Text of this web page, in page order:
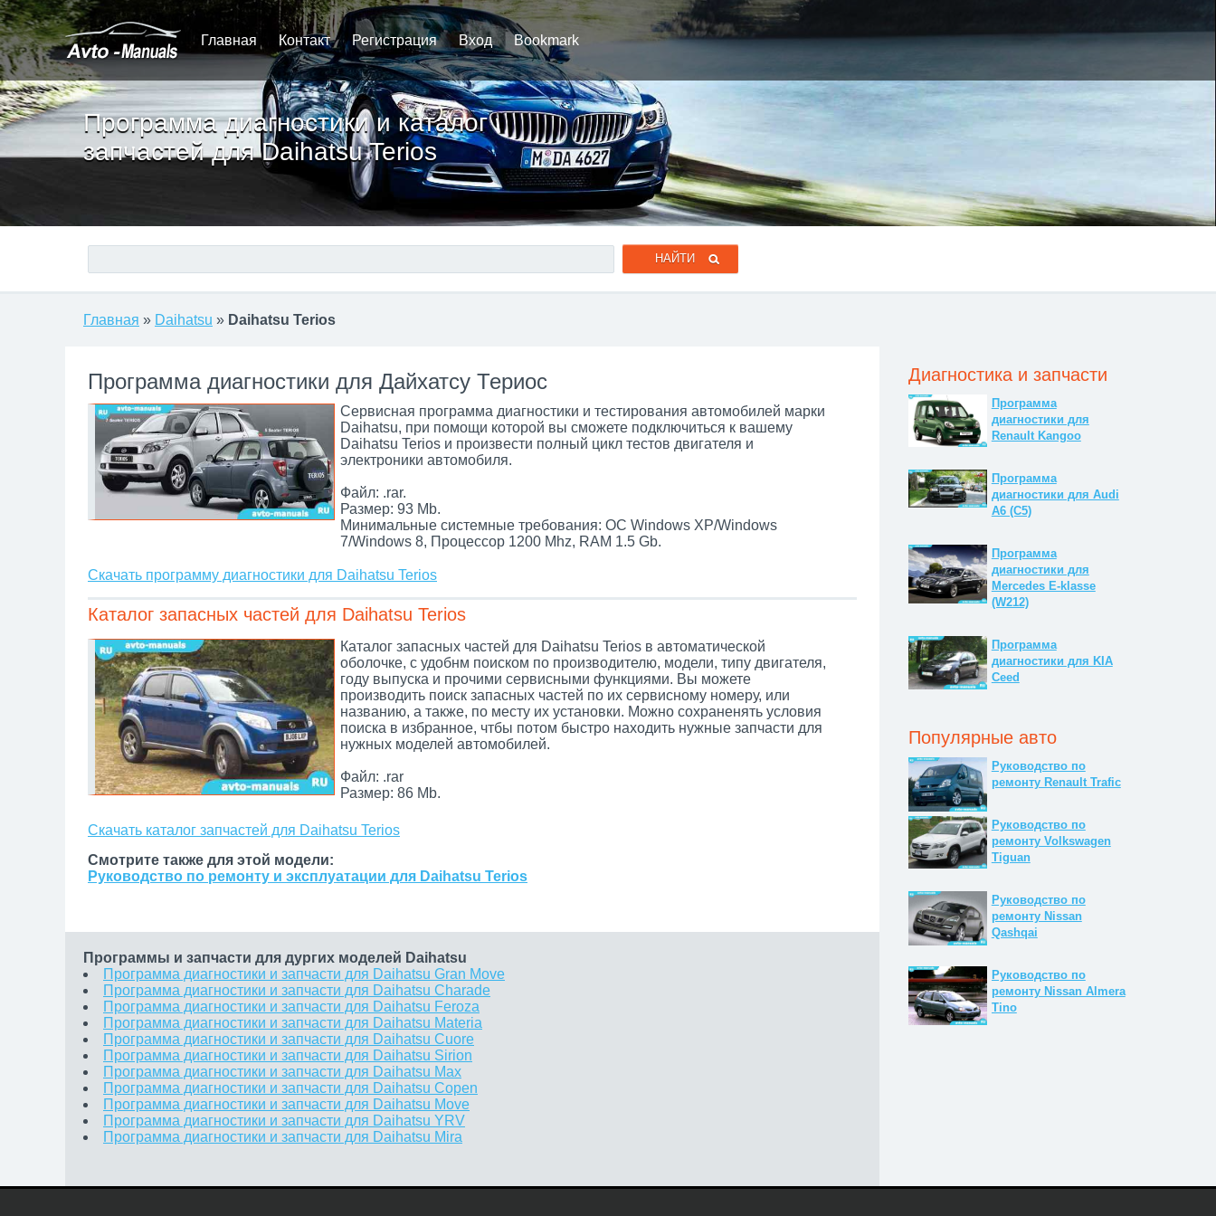
Главная Контакт Регистрация Вход Bookmark
Программа диагностики и каталог
запчастей для Daihatsu Terios
Главная » Daihatsu » Daihatsu Terios
Программа диагностики для Дайхатсу Териос
Сервисная программа диагностики и тестирования автомобилей марки
Daihatsu, при помощи которой вы сможете подключиться к вашему
Daihatsu Terios и произвести полный цикл тестов двигателя и
электроники автомобиля.
Файл: .rar.
Размер: 93 Mb.
Минимальные системные требования: ОС Windows XP/Windows
7/Windows 8, Процессор 1200 Mhz, RAM 1.5 Gb.
Скачать программу диагностики для Daihatsu Terios
Каталог запасных частей для Daihatsu Terios
Каталог запасных частей для Daihatsu Terios в автоматической
оболочке, с удобнм поиском по производителю, модели, типу двигателя,
году выпуска и прочими сервисными функциями. Вы можете
производить поиск запасных частей по их сервисному номеру, или
названию, а также, по месту их установки. Можно сохраненять условия
поиска в избранное, чтбы потом быстро находить нужные запчасти для
нужных моделей автомобилей.
Файл: .rar
Размер: 86 Mb.
Скачать каталог запчастей для Daihatsu Terios
Смотрите также для этой модели:
Руководство по ремонту и эксплуатации для Daihatsu Terios
Программы и запчасти для дургих моделей Daihatsu
Программа диагностики и запчасти для Daihatsu Gran Move
Программа диагностики и запчасти для Daihatsu Charade
Программа диагностики и запчасти для Daihatsu Feroza
Программа диагностики и запчасти для Daihatsu Materia
Программа диагностики и запчасти для Daihatsu Cuore
Программа диагностики и запчасти для Daihatsu Sirion
Программа диагностики и запчасти для Daihatsu Max
Программа диагностики и запчасти для Daihatsu Copen
Программа диагностики и запчасти для Daihatsu Move
Программа диагностики и запчасти для Daihatsu YRV
Программа диагностики и запчасти для Daihatsu Mira
Диагностика и запчасти
Программа
диагностики для
Renault Kangoo
Программа
диагностики для Audi
A6 (C5)
Программа
диагностики для
Mercedes E-klasse
(W212)
Программа
диагностики для KIA
Ceed
Популярные авто
Руководство по
ремонту Renault Trafic
Руководство по
ремонту Volkswagen
Tiguan
Руководство по
ремонту Nissan
Qashqai
Руководство по
ремонту Nissan Almera
Tino